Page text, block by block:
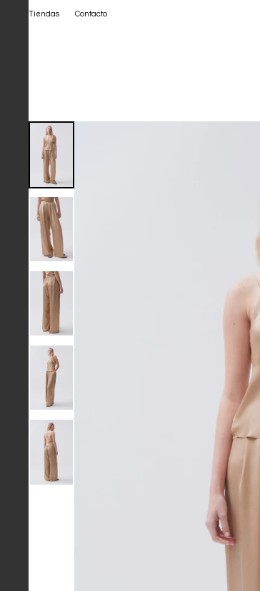
Tiendas Contacto